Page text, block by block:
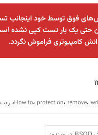
فوق توسط خود اینجانب
حتی یک بار تست کپی نشده
کامپیوتری فراموش نگردد.
How to، protection، remove، ، رایت